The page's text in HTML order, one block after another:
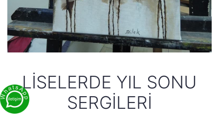
LISELERDE YIL SONU
SERGILERI